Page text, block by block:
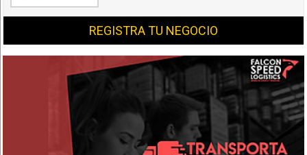
REGISTRA TU NEGOCIO